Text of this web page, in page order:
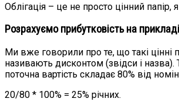
Облігація – це не просто цінний
Розрахуємо прибутковість на
Ми вже говорили про те, що такі цінні
називають дисконтом (звідси і назва).
поточна вартість складає 80% від
20/80 * 100% = 25% річних.